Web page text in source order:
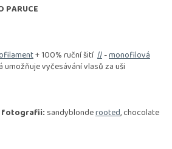
PARUCE
+ 100% ruční šití //-monofilová
vyčesávání vlasů za uši
fotografii: sandyblonderooted, chocolate